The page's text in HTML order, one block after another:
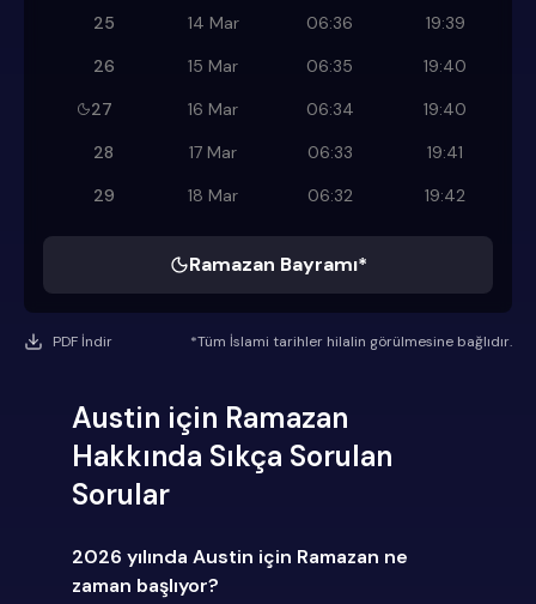
25
14 Mar 06:36
19:39
26
15 Mar 06:35
19:40
27
16 Mar 06:34
19:40
28
17 Mar 06:33
19:41
29
18 Mar 06:32 19:42
Ramazan Bayramı*
PDF İndir *Tüm İslami tarihler hilalin görülmesine bağlıdır.
Austin için Ramazan
Hakkında Sıkça Sorulan
Sorular
2026 yılında Austin için Ramazan ne
zaman başlıyor?